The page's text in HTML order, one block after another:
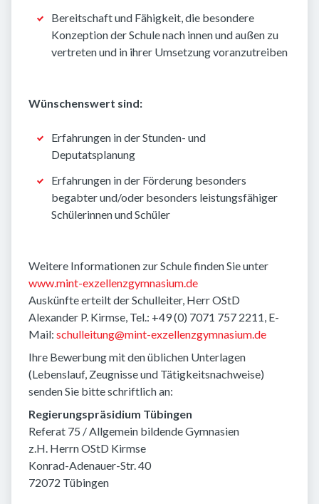
Bereitschaft und Fähigkeit, die besondere
Konzeption der Schule nach innen und außen zu
vertreten und in ihrer Umsetzung voranzutreiben
Wünschenswert sind:
Erfahrungen in der Stunden- und
Deputatsplanung
Erfahrungen in der Förderung besonders
begabter und/oder besonders leistungsfähiger
Schülerinnen und Schüler
Weitere Informationen zur Schule finden Sie unter
www.mint-exzellenzgymnasium.de
Auskünfte erteilt der Schulleiter, Herr OStD
Alexander P. Kirmse, Tel.: +49 (0) 7071 757 2211, E-
Mail: schulleitung@mint-exzellenzgymnasium.de
Ihre Bewerbung mit den üblichen Unterlagen
(Lebenslauf, Zeugnisse und Tätigkeitsnachweise)
senden Sie bitte schriftlich an:
Regierungspräsidium Tübingen
Referat 75 / Allgemein bildende Gymnasien
z.H. Herrn OStD Kirmse
Konrad-Adenauer-Str. 40
72072 Tübingen